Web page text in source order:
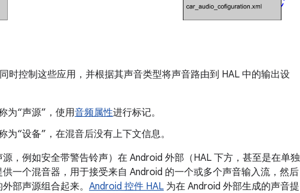
时控制这些应用，并根据其声音类型将声音路由到 HAL 中的输出设
为“声源”，使用音频属性进行标记。
为“设备”，在混音后没有上下文信息。
源，例如安全带警告铃声）在 Android 外部（HAL 下方，甚至是在单独
一个混音器，用于接受来自 Android 的一个或多个声音输入流，然后
部声源组合起来。 Android 控件 HAL 为在 Android 外部生成的声音提